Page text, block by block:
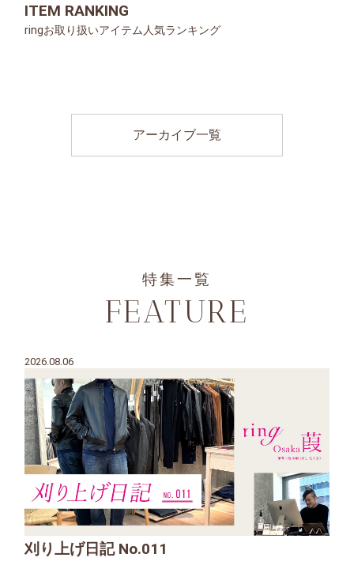
ITEM RANKING
ringお取り扱いアイテム人気ランキング
アーカイブ一覧
特集一覧
FEATURE
2026.08.06
刈り上げ日記 No.011